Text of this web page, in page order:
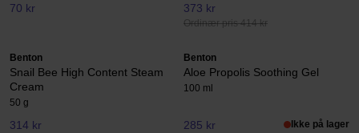
70 kr 373 kr
Ordinær pris 414 kr
Benton
Snail Bee High Content Steam
Cream
50 g
314 kr
Benton
Aloe Propolis Soothing Gel
100 ml
285 kr Ikke på lager